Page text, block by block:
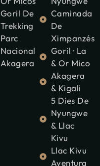
Goril De
Trekking
Parc
Nacional
Akagera
Caminada
De
Ximpanzés
Goril · La
& Or Mico
Akagera
& Kigali
5 Dies De
Nyungwe
& Llac
Kivu
Llac Kivu
Aventura